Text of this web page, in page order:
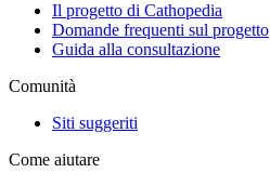
Il progetto di Cathopedia
Domande frequenti sul progetto
Guida alla consultazione
Comunità
Siti suggeriti
Come aiutare